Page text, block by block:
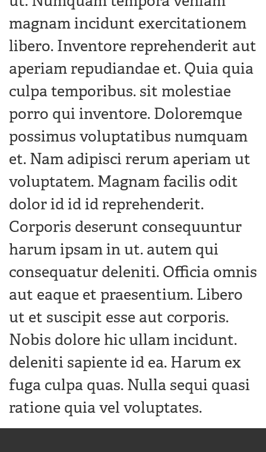
magnam incidunt exercitationem
libero. Inventore reprehenderit aut
aperiam repudiandae et. Quia quia
culpa temporibus. sit molestiae
porro qui inventore. Doloremque
possimus voluptatibus numquam
et. Nam adipisci rerum aperiam ut
voluptatem. Magnam facilis odit
dolor id id id reprehenderit.
Corporis deserunt consequuntur
harum ipsam in ut. autem qui
consequatur deleniti. Officia omnis
aut eaque et praesentium. Libero
ut et suscipit esse aut corporis.
Nobis dolore hic ullam incidunt.
deleniti sapiente id ea. Harum ex
fuga culpa quas. Nulla sequi quasi
ratione quia vel voluptates.